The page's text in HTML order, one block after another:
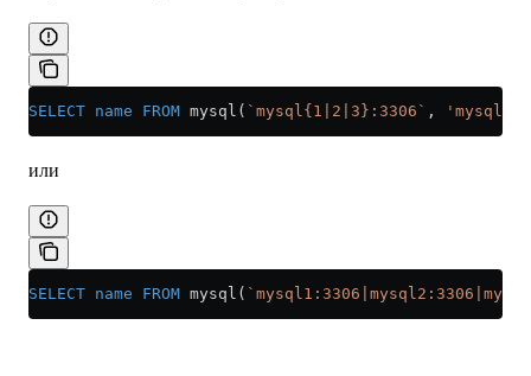
SELECT name FROM mysql( `mysql{1|2|3}:3306` ,
или
SELECT name FROM mysql(